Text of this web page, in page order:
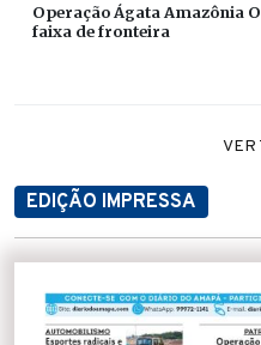
Operação Ágata Amazônia
faixa de fronteira
VER
EDIÇÃO IMPRESSA